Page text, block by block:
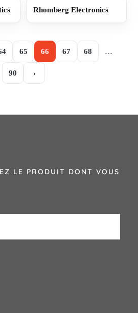
Rhomberg Electronics
65 66 67 68 …
90 ›
LE PRODUIT DONT VOUS